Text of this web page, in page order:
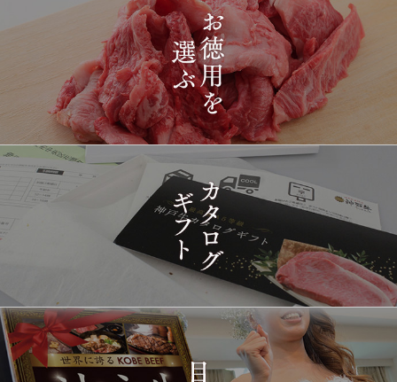
2026-
03-15
17:26:00
長野県
[ギフト] A5等級神戸牛
プレミアム霜降りももす
きやき 200g~1kg
1435
2026-
03-15
16:35:00
東京都
神戸牛目録 選べるセッ
ト ８千円
1436
2026-
14:10:00
[訳あり][家庭用] A5等級
神戸牛 フィレステーキ
1437
2026-
14:10:00
兵庫県
[家庭用] A5等級神戸牛
シャトーブリアンステー
キ 150ｇ(1枚)
2026-
12:23:00
東京都
神戸牛ギフトセット 1万
5千円 焼肉（肩ロース・
プレミアムもも）650g
1439
2026-
03-15
08:48:00
神戸牛カタログギフト
１万円